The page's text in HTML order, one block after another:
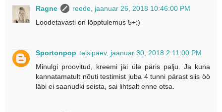
Ragne
reede, jaanuar 26, 2018 10:46:00 PM
Loodetavasti on lõpptulemus 5+:)
Sportonpop teisipäev, jaanuar 30, 2018 2:11:00 PM
Minulgi proovitud, kreemi jäi üle päris palju. Ja kuna
kannatamatult nõuti testimist juba 4 tunni pärast siis öö
läbi ei saanudki seista, sai lihtsalt enne otsa.